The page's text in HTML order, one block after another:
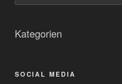
Kategorien
SOCIAL MEDIA